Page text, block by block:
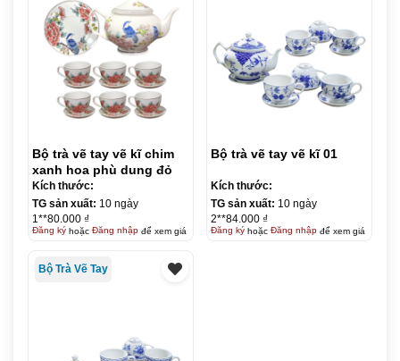
Bộ trà vẽ tay vẽ kĩ chim
xanh hoa phù dung đỏ
Kích thước:
TG sản xuất: 10 ngày
1**80.000 ₫
Đăng kýhoặc Đăng nhậpđể xem giá
Bộ trà vẽ tay vẽ kĩ 01
Kích thước:
TG sản xuất: 10 ngày
2**84.000 ₫
Đăng kýhoặc Đăng nhậpđể xem giá
Bộ Trà Vẽ Tay